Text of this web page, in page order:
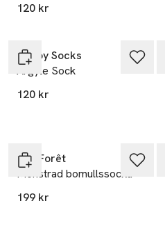
120 kr
Happy Socks
Argyle Sock
120 kr
BleuForêt
Mönstrad bomullssocka
199 kr